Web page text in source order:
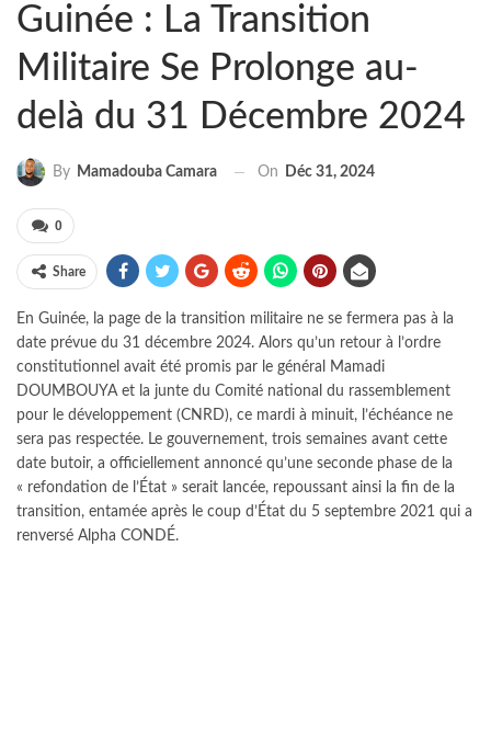
Guinée : La Transition
Militaire Se Prolonge au-
delà du 31 Décembre 2024
By Mamadouba Camara On Déc 31, 2024
0
Share
En Guinée, la page de la transition militaire ne se fermera pas à la
date prévue du 31 décembre 2024. Alors qu’un retour à l’ordre
constitutionnel avait été promis par le général Mamadi
DOUMBOUYA et la junte du Comité national du rassemblement
pour le développement (CNRD), ce mardi à minuit, l’échéance ne
sera pas respectée. Le gouvernement, trois semaines avant cette
date butoir, a officiellement annoncé qu’une seconde phase de la
« refondation de l’État » serait lancée, repoussant ainsi la fin de la
transition, entamée après le coup d’État du 5 septembre 2021 qui a
renversé Alpha CONDÉ.